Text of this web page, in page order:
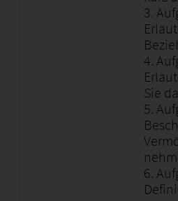
3.
4.
Sie
5.
6.